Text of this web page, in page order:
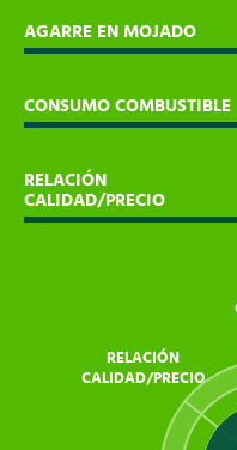
AGARRE EN MOJADO
CONSUMO COMBUSTIBLE
RELACIÓN
CALIDAD/PRECIO
RELACIÓN
CALIDAD/PRECIO